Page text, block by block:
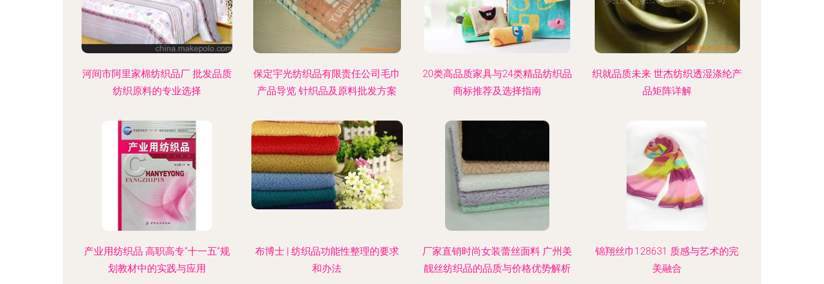
河间市阿里家棉纺织品厂 批发品质
纺织原料的专业选择
保定宇光纺织品有限责任公司毛巾
产品导览 针织品及原料批发方案
20类高品质家具与24类精品纺织品
商标推荐及选择指南
织就品质未来 世杰纺织透湿涤纶产
品矩阵详解
产业用纺织品 高职高专“十一五”规
划教材中的实践与应用
布博士 | 纺织品功能性整理的要求
和办法
厂家直销时尚女装蕾丝面料 广州美
靓丝纺织品的品质与价格优势解析
锦翔丝巾128631 质感与艺术的完
美融合